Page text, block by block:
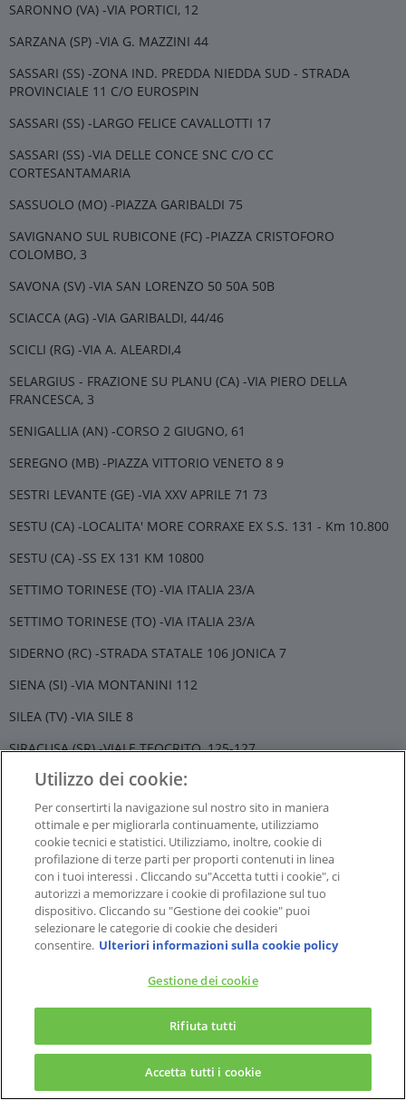
SARONNO (VA) -VIA PORTICI, 12
SARZANA (SP) -VIA G. MAZZINI 44
SASSARI (SS) -ZONA IND. PREDDA NIEDDA SUD - STRADA
PROVINCIALE 11 C/O EUROSPIN
SASSARI (SS) -LARGO FELICE CAVALLOTTI 17
SASSARI (SS) -VIA DELLE CONCE SNC C/O CC
CORTESANTAMARIA
SASSUOLO (MO) -PIAZZA GARIBALDI 75
SAVIGNANO SUL RUBICONE (FC) -PIAZZA CRISTOFORO
COLOMBO, 3
SAVONA (SV) -VIA SAN LORENZO 50 50A 50B
SCIACCA (AG) -VIA GARIBALDI, 44/46
SCICLI (RG) -VIA A. ALEARDI,4
SELARGIUS - FRAZIONE SU PLANU (CA) -VIA PIERO DELLA
FRANCESCA, 3
SENIGALLIA (AN) -CORSO 2 GIUGNO, 61
SEREGNO (MB) -PIAZZA VITTORIO VENETO 8 9
SESTRI LEVANTE (GE) -VIA XXV APRILE 71 73
SESTU (CA) -LOCALITA' MORE CORRAXE EX S.S. 131 - Km 10.800
SESTU (CA) -SS EX 131 KM 10800
SETTIMO TORINESE (TO) -VIA ITALIA 23/A
SETTIMO TORINESE (TO) -VIA ITALIA 23/A
SIDERNO (RC) -STRADA STATALE 106 JONICA 7
SIENA (SI) -VIA MONTANINI 112
SILEA (TV) -VIA SILE 8
SIRACUSA (SR) -VIALE TEOCRITO, 125-127
SOLOFRA (AV) -VIA F.DE STEFANO, 39
SOMMA LOMBARDO (VA) -PIAZZA VITTORIO VENETO 17
SONDRIO (SO) -VIA TRIESTE 28
SORA (FR) -CORSO VOLSCI, 129/131
SORESINA (CR) -VIA IV NOVEMBRE 19
SOVERATO (CZ) -VIA AMIRANTE, 22/24
SULMONA (AQ) -PIAZZA CAPOGRASSI, 10
SUZZARA (MN) -VIA FILIPPO CORRIDONI, 5/A
Utilizzo dei cookie:
Per consertirti la navigazione sul nostro sito in maniera
ottimale e per migliorarla continuamente, utilizziamo
cookie tecnici e statistici. Utilizziamo, inoltre, cookie di
profilazione di terze parti per proporti contenuti in linea
con i tuoi interessi . Cliccando su"Accetta tutti i cookie", ci
autorizzi a memorizzare i cookie di profilazione sul tuo
dispositivo. Cliccando su "Gestione dei cookie" puoi
selezionare le categorie di cookie che desideri
consentire. Ulteriori informazioni sulla cookie policy
Gestione dei cookie
Rifiuta tutti
Accetta tutti i cookie